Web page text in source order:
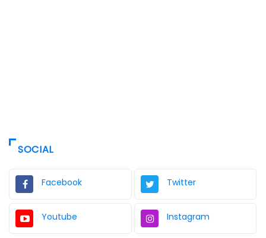
SOCIAL
Facebook Twitter
Youtube Instagram